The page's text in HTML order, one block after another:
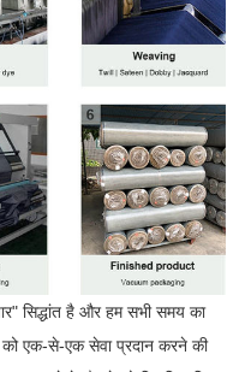
सिद्धांत है और हम सभी समय का
एक-से-एक सेवा प्रदान करने की